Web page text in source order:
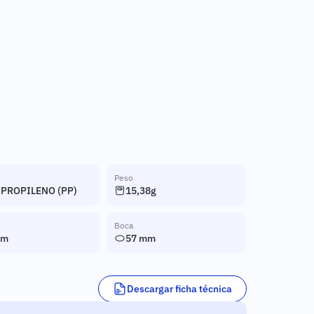
(PP)
Peso
15,38g
Boca
57 mm
Descargar ficha técnica